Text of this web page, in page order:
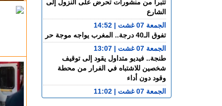
تتبرأ من منشورات تحرض على النزول إلى
الشارع
الجمعة 07 غشت | 14:52
تفوق الـ40 درجة.. المغرب يواجه موجة حر
الجمعة 07 غشت | 13:07
طنجة.. فيديو متداول يقود إلى توقيف
شخصين للاشتباه في الفرار من محطة
وقود دون أداء
الجمعة 07 غشت | 11:02